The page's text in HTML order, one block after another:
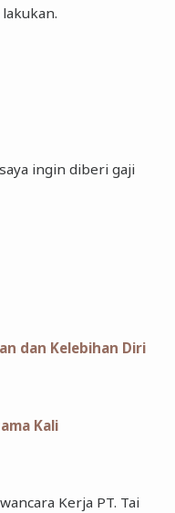
ingin diberi gaji
dan Kelebihan Diri
Kali
Kerja PT. Tai